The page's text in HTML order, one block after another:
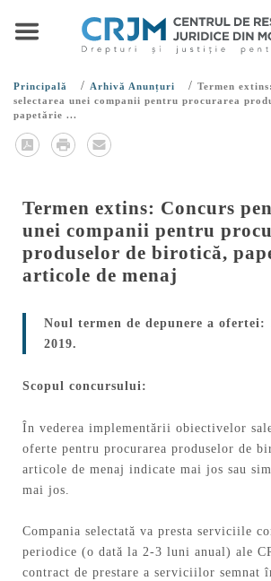
Principală / Arhivă Anunțuri / Termen
selectarea unei companii pentru procurarea
papetărie ...
Termen extins: Concurs
unei companii pentru
produselor de birotică,
articole de menaj
Noul termen de depunere a ofertei:
2019.
Scopul concursului:
În vederea implementării obiectivelor
oferte pentru procurarea produselor de
articole de menaj indicate mai jos sau
mai jos.
Compania selectată va presta serviciile
periodice (o dată la 2-3 luni anual) ale
contract de prestare a serviciilor semnat